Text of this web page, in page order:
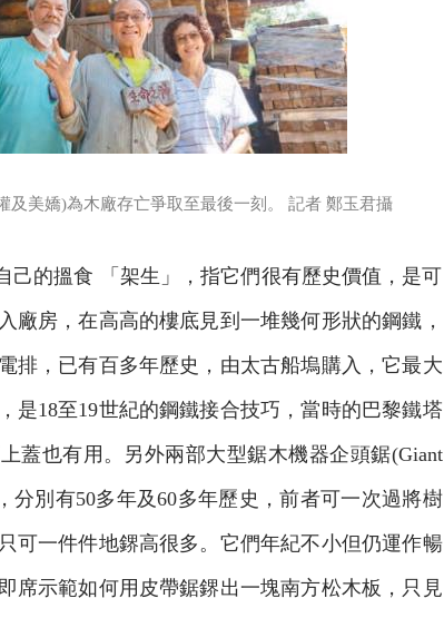
美嬌)為木廠存亡爭取至最後一刻。 記者 鄭玉君攝
己的搵食 「架生」，指它們很有歷史價值，是可
廠房，在高高的樓底見到一堆幾何形狀的鋼鐵，
排，已有百多年歷史，由太古船塢購入，它最大
是18至19世紀的鋼鐵接合技巧，當時的巴黎鐵塔
蓋也有用。另外兩部大型鋸木機器企頭鋸(Giant
分別有50多年及60多年歷史，前者可一次過將樹
可一件件地鎅高很多。它們年紀不小但仍運作暢
席示範如何用皮帶鋸鎅出一塊南方松木板，只見